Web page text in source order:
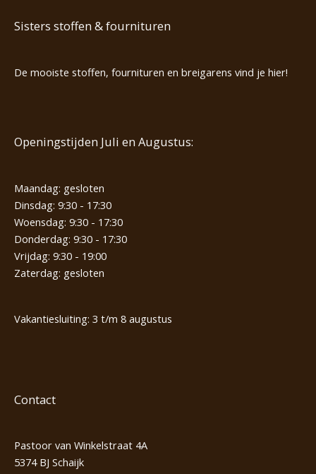
Sisters stoffen & fournituren
De mooiste stoffen, fournituren en breigarens vind je hier!
Openingstijden Juli en Augustus:
Maandag: gesloten
Dinsdag: 9:30 - 17:30
Woensdag: 9:30 - 17:30
Donderdag: 9:30 - 17:30
Vrijdag: 9:30 - 19:00
Zaterdag: gesloten
Vakantiesluiting: 3 t/m 8 augustus
Contact
Pastoor van Winkelstraat 4A
5374 BJ Schaijk